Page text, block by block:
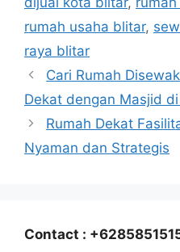
rumah usaha blitar,
raya blitar
Cari Rumah
Dekat dengan Masjid
Rumah Dekat
Nyaman dan Strategis
Contact :